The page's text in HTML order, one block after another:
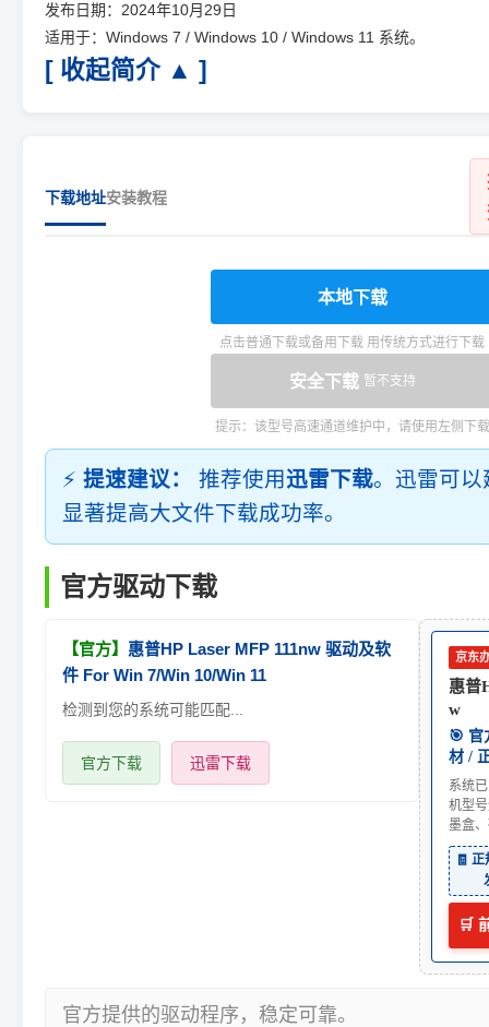
发布日期：2024年10月29日
适用于：Windows 7 / Windows 10 / Windows 11 系统。
[ 收起简介 ▲ ]
下载地址安装教程
本地下载
点击普通下载或备用下载 用传统方式进行下载
安全下载 暂不支持
提示：该型号高速通道维护中，请使用左侧下载
⚡ 提速建议： 推荐使用迅雷下载。迅雷可
显著提高大文件下载成功率。
官方驱动下载
【官方】 惠普HP Laser MFP 111nw 驱动及软
件 For Win 7/Win 10/Win 11
检测到您的系统可能匹配...
官方下载 迅雷下载
京东
惠普
w
🎯 官
材 /
系统
机型
墨盒
🧾
🛒
官方提供的驱动程序，稳定可靠。